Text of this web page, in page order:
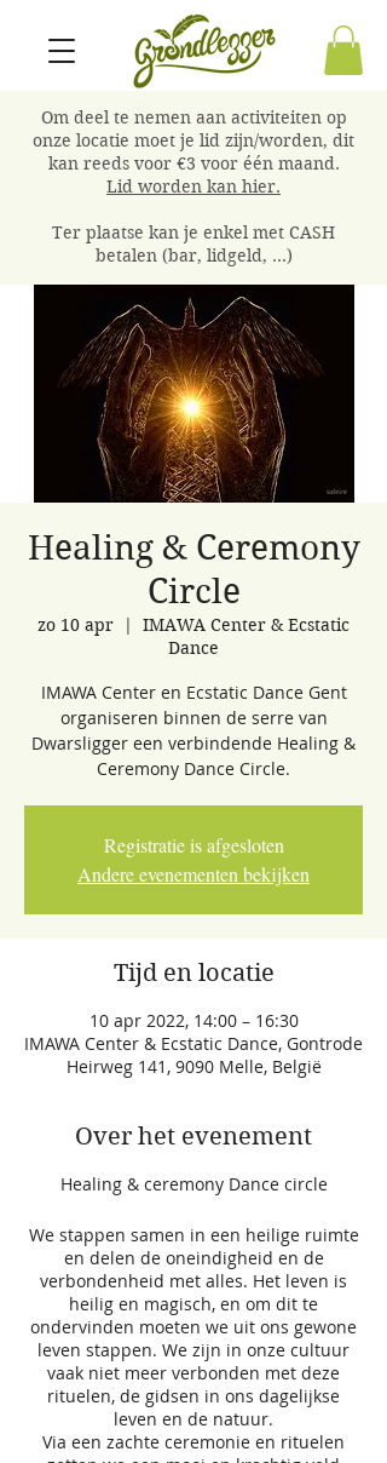
Om deel te nemen aan activiteiten op
onze locatie moet je lid zijn/worden, dit
kan reeds voor €3 voor één maand.
Lid worden kan hier.
Ter plaatse kan je enkel met CASH
betalen (bar, lidgeld, ...)
Healing & Ceremony
Circle
zo 10 apr
  |
IMAWA Center & Ecstatic
Dance
IMAWA Center en Ecstatic Dance Gent
organiseren binnen de serre van
Dwarsligger een verbindende Healing &
Ceremony Dance Circle.
Registratie is afgesloten
Andere evenementen bekijken
Tijd en locatie
10 apr 2022, 14:00 – 16:30
IMAWA Center & Ecstatic Dance, Gontrode
Heirweg 141, 9090 Melle, België
Over het evenement
Healing & ceremony Dance circle
We stappen samen in een heilige ruimte
en delen de oneindigheid en de
verbondenheid met alles. Het leven is
heilig en magisch, en om dit te
ondervinden moeten we uit ons gewone
leven stappen. We zijn in onze cultuur
vaak niet meer verbonden met deze
rituelen, de gidsen in ons dagelijkse
leven en de natuur.
Via een zachte ceremonie en rituelen